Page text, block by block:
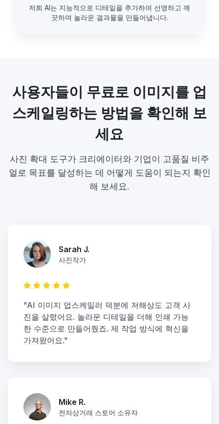
저희 AI는 지능적으로 디테일을 추가하여 선명하고 깨
끗하며 놀라운 결과물을 만들어냅니다.
사용자들이 무료로 이미지를 업
스케일링하는 방법을 확인해 보
세요
사진 확대 도구가 크리에이터와 기업이 고품질 비주
얼로 목표를 달성하는 데 어떻게 도움이 되는지 확인
해 보세요.
Sarah J.
사진작가
"AI 이미지 업스케일러 덕분에 저해상도 고객 사
진을 살렸어요. 놀라운 디테일을 더해 인쇄 가능
한 수준으로 만들어줬죠. 제 작업 방식에 혁신을
가져왔어요."
Mike R.
전자상거래 스토어 소유자